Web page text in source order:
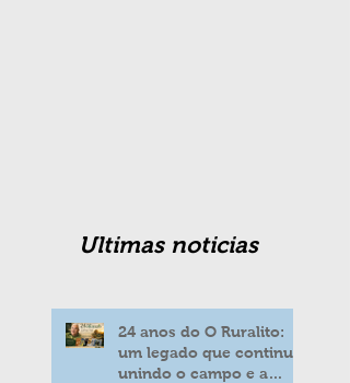
Ultimas noticias
24 anos do O Ruralito:
um legado que continua
unindo o campo e a